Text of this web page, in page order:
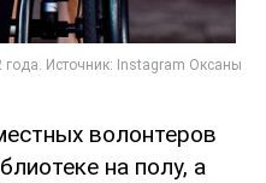
волонтеров
на полу, а